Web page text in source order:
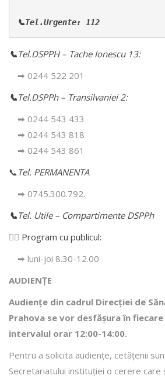
📞Tel.Urgente: 112
📞Tel.DSPPH – Tache Ionescu 13:
➡ 0244 522 201
📞Tel.DSPPh – Transilvaniei 2:
➡ 0244 543 433
➡ 0244 543 818
➡ 0244 543 861
📞 Tel. PERMANENTA
➡ 0745.300.792.
📞Tel. Utile – Compartimente DSPPh
👩‍⚕️ Program cu publicul:
➡ luni-joi 8.30-12.00
AUDIENȚE
Audiențe din cadrul Direcţiei de
Prahova se vor desfăşura în
intervalul orar 12:00-14:00.
Pentru a solicita audienţe, cetăţenii
Secretariatului instituției o cerere care